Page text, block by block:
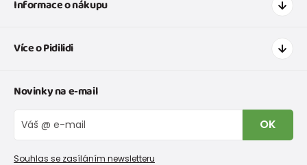
Informace o nákupu
Doprava a platba
Tabulka velikostí obuvi
Vrácení zboží a reklamace
Reklamační řád
Více o Pidilidi
O nás
Blog
Velkoobchod PiDiLiDi
Affiliate program
Novinky na e-mail
OK
Souhlas se zasíláním newsletteru